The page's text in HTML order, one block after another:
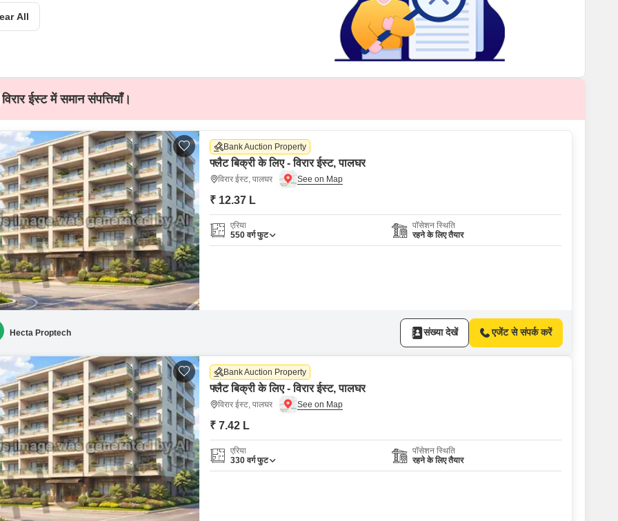
Tiles Design
Kitchen Tiles Design
Kitchen False Ceiling Design
Staircase Design
Door Design
Crockery Unit Design
Study Room Design
All
विरार ईस्ट में समान संपत्तियाँ।
Bank Auction Property
फ्लैट बिक्री के लिए - विरार ईस्ट, पालघर
विरार ईस्ट, पालघर
₹ 12.37 L
एरिया
550 वर्ग फुट
पॉसेशन स्थिति
रहने के लिए तैयार
Hecta Proptech संख्या देखें एजेंट से संपर्क करें
Bank Auction Property
फ्लैट बिक्री के लिए - विरार ईस्ट, पालघर
विरार ईस्ट, पालघर
₹ 7.42 L
एरिया
330 वर्ग फुट
पॉसेशन स्थिति
रहने के लिए तैयार